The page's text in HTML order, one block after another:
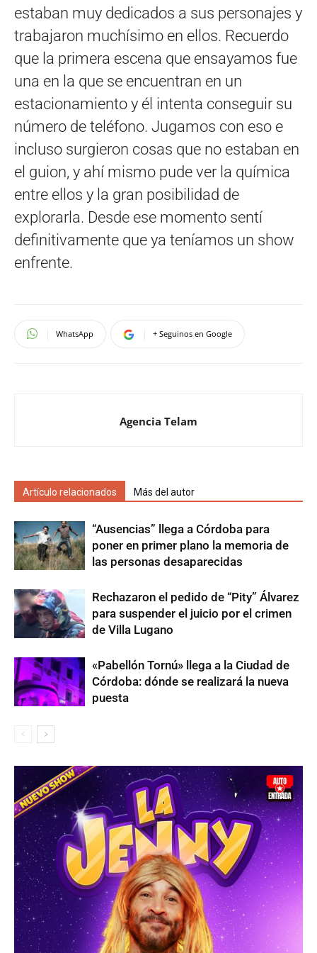
estaban muy dedicados a sus personajes y
trabajaron muchísimo en ellos. Recuerdo
que la primera escena que ensayamos fue
una en la que se encuentran en un
estacionamiento y él intenta conseguir su
número de teléfono. Jugamos con eso e
incluso surgieron cosas que no estaban en
el guion, y ahí mismo pude ver la química
entre ellos y la gran posibilidad de
explorarla. Desde ese momento sentí
definitivamente que ya teníamos un show
enfrente.
WhatsApp + Seguinos en Google
Agencia Telam
Artículo relacionados Más del autor
“Ausencias” llega a Córdoba para
poner en primer plano la memoria de
las personas desaparecidas
Rechazaron el pedido de “Pity” Álvarez
para suspender el juicio por el crimen
de Villa Lugano
«Pabellón Tornú» llega a la Ciudad de
Córdoba: dónde se realizará la nueva
puesta